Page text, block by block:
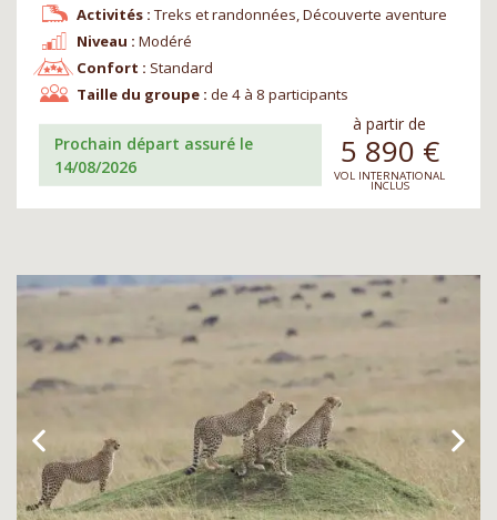
Niveau : Modéré
Confort : Standard
Activités : Treks et randonnées, Découverte aventure
Taille du groupe : de 4 à 8 participants
Prochain départ assuré le
14/08/2026
à partir de
5 890 €
VOL INTERNATIONAL
INCLUS